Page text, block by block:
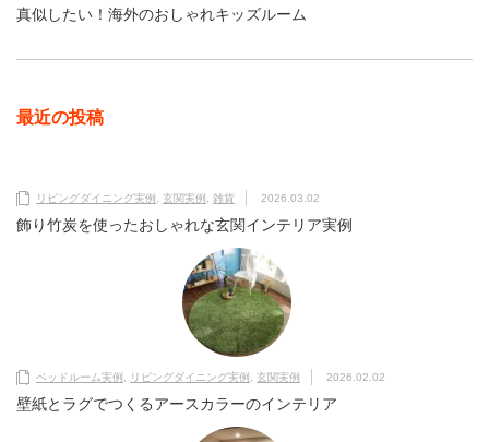
真似したい！海外のおしゃれキッズルーム
最近の投稿
リビングダイニング実例 , 玄関実例 , 雑貨 2026.03.02
飾り竹炭を使ったおしゃれな玄関インテリア実例
ベッドルーム実例 , リビングダイニング実例 , 玄関実例 2026.02.02
壁紙とラグでつくるアースカラーのインテリア